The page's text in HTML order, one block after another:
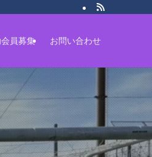
員募集 お問い合わせ